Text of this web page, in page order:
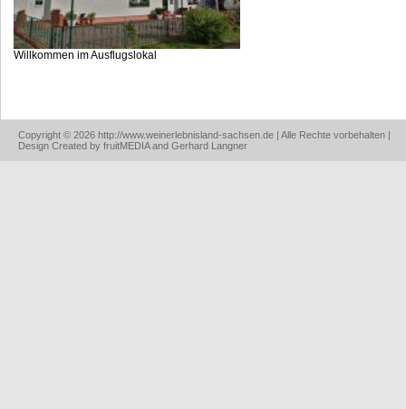
Willkommen im Ausflugslokal
Copyright © 2026 http://www.weinerlebnisland-sachsen.de | Alle Rechte vorbehalten |
Design Created by fruitMEDIA and Gerhard Langner